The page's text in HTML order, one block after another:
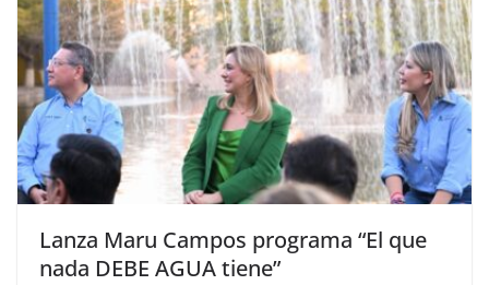
Lanza Maru Campos programa “El que
nada DEBE AGUA tiene”